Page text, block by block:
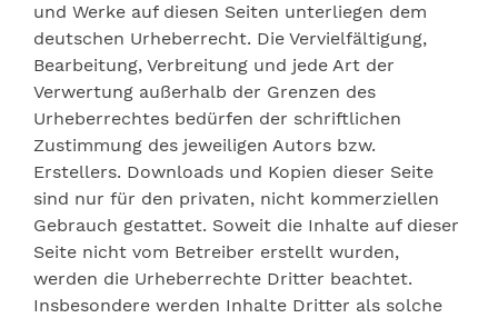
und Werke auf diesen Seiten unterliegen dem
deutschen Urheberrecht. Die Vervielfältigung,
Bearbeitung, Verbreitung und jede Art der
Verwertung außerhalb der Grenzen des
Urheberrechtes bedürfen der schriftlichen
Zustimmung des jeweiligen Autors bzw.
Erstellers. Downloads und Kopien dieser Seite
sind nur für den privaten, nicht kommerziellen
Gebrauch gestattet. Soweit die Inhalte auf dieser
Seite nicht vom Betreiber erstellt wurden,
werden die Urheberrechte Dritter beachtet.
Insbesondere werden Inhalte Dritter als solche